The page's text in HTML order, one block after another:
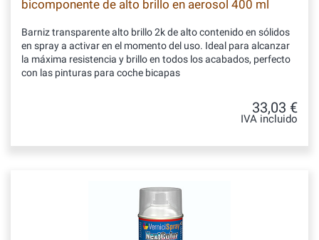
bicomponente de alto brillo en aerosol 400 ml
Barniz transparente alto brillo 2k de alto contenido en sólidos
en spray a activar en el momento del uso. Ideal para alcanzar
la máxima resistencia y brillo en todos los acabados, perfecto
con las pinturas para coche bicapas
33,03 €
IVA incluido